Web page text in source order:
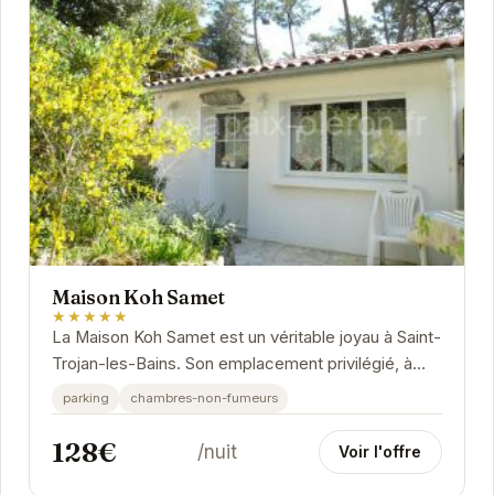
Maison Koh Samet
★★★★★
La Maison Koh Samet est un véritable joyau à Saint-
Trojan-les-Bains. Son emplacement privilégié, à
proximité des plages et des attractions...
parking chambres-non-fumeurs
128€ /nuit Voir l'offre